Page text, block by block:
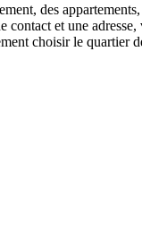
des
contact et une
choisir le quartier